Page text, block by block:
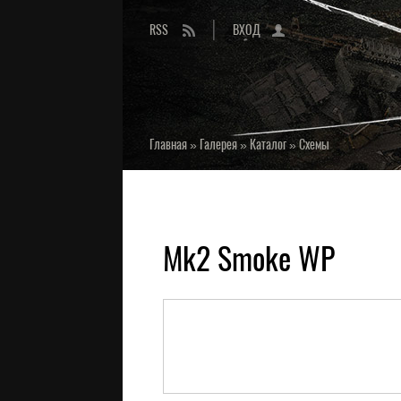
RSS ВХОД
Главная» Галерея»Каталог»Схемы
Mk2 Smoke WP